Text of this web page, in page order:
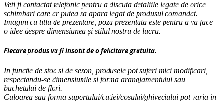
Veti fi contactat telefonic pentru a discuta detaliile legate de orice
schimbari care ar putea sa apara legat de produsul comandat.
Imagini cu titlu de prezentare, poza prezentata este pentru a vă face
o idee despre dimensiunea și stilul nostru de lucru.
Fiecare produs va fi insotit de o felicitare gratuita.
In functie de stoc si de sezon, produsele pot suferi mici modificari,
respectandu-se dimensiunile si forma aranajamentului sau
buchetului de flori.
Culoarea sau forma suportului/cutiei/cosului/ghiveciului pot varia in